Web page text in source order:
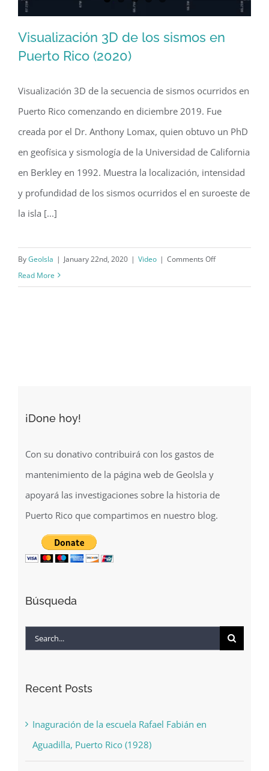
Visualización 3D de los sismos en
Puerto Rico (2020)
Visualización 3D de los sismos en
Puerto Rico (2020)
Visualización 3D de la secuencia de sismos ocurridos en
Puerto Rico comenzando en diciembre 2019. Fue
creada por el Dr. Anthony Lomax, quien obtuvo un PhD
en geofísica y sismología de la Universidad de California
en Berkley en 1992. Muestra la localización, intensidad
y profundidad de los sismos ocurridos el en suroeste de
la isla [...]
ByGeoIsla | January 22nd, 2020 | Video | Comments Offon
Read More
¡Done hoy!
Con su donativo contribuirá con los gastos de
mantenimiento de la página web de GeoIsla y
apoyará las investigaciones sobre la historia de
Puerto Rico que compartimos en nuestro blog.
Búsqueda
Search
Recent Posts
Inaguración de la escuela Rafael Fabián en
Aguadilla, Puerto Rico (1928)